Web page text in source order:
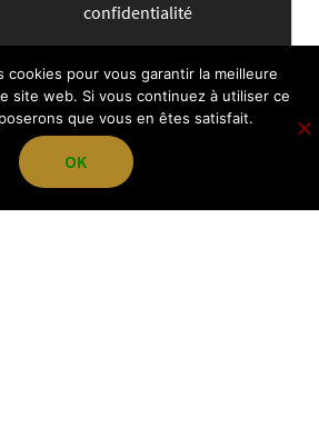
confidentialité
cookies pour vous garantir la meilleure
site web. Si vous continuez à utiliser ce
que vous en êtes satisfait.
OK